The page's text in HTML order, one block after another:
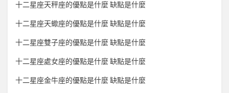
十二星座天秤座的優點是什麼 缺點是什麼
十二星座天蠍座的優點是什麼 缺點是什麼
十二星座雙子座的優點是什麼 缺點是什麼
十二星座處女座的優點是什麼 缺點是什麼
十二星座金牛座的優點是什麼 缺點是什麼